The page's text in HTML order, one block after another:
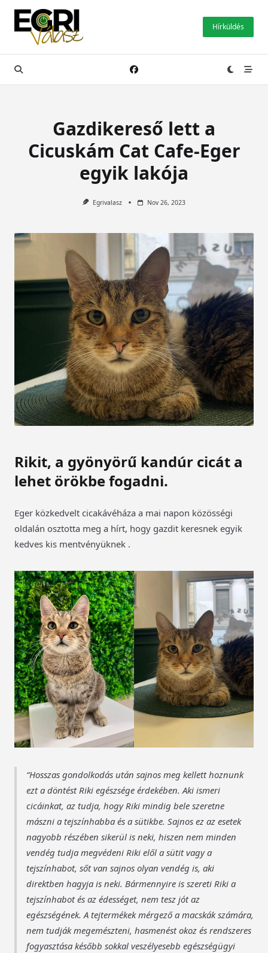
Skip
content
Hírküldés
Gazdikereső lett a
Cicuskám Cat Cafe-Eger
egyik lakója
Egrivalasz Nov 26, 2023
Rikit, a gyönyörű kandúr cicát a
lehet örökbe fogadni.
Eger közkedvelt cicakávéháza a mai napon közösségi
oldalán osztotta meg a hírt, hogy gazdit keresnek egyik
kedves kis mentvényüknek .
Hosszas gondolkodás után sajnos meg kellett hoznunk
ezt a döntést Riki egészsége érdekében. Aki ismeri
cicáinkat, az tudja, hogy Riki mindig bele szeretne
mászni a tejszínhabba és a sütikbe. Sajnos ez az esetek
nagyobb részében sikerül is neki, hiszen nem minden
vendég tudja megvédeni Riki elől a sütit vagy a
tejszínhabot, sőt van sajnos olyan vendég is, aki
direktben hagyja is neki. Bármennyire is szereti Riki a
tejszínhabot és az édességet, nem tesz jót az
egészségének. A tejtermékek mérgező a macskák számára,
nem tudják megemészteni, hasmenést okoz és rendszeres
fogyasztása később sokkal veszélyesebb egészségügyi